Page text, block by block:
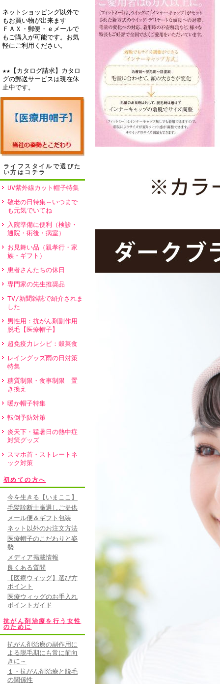
ネットショッピング以外で
もお買い物が出来ます
ＦＡＸ・郵便・ｅメールで
もご購入が可能です。お気
軽にご利用ください。
★★【カタログ請求】カタロ
グの郵送サービスは現在休
止中です。
ライフスタイルで選びた
い方はコチラ
UV紫外線カット帽子特集
敬老の日特集～いつまで
も元気でいてね
入院準備に便利（検診・
通院・術後・病室）
お見舞い品（親孝行・家
族・ギフト）
患者さんたちの休日
専門家の先生推奨品
TV/新聞雑誌で紹介されま
した
男性用：抗がん剤副作用
脱毛【医療帽子】
超免疫力レシピ：穀菜食
レイングッズ雨の日対策
特集
糖質制限・食事制限 置
き換え
暖か帽子特集
転倒予防対策
炎天下・猛暑日の熱中症
対策グッズ
スマホ首・ストレートネ
ック対策
初めての方へ
今を生きる【いまここ】
毛髪診断士厳選しご提供
メール便＆ギフト包装
ネット以外のお注文方法
医療帽子のこだわりと姿
勢
メディア掲載情報
良くある質問
【医療ウィッグ】選び方
ポイント
医療ウィッグのお手入れ
ポイントガイド
抗がん剤治療を行う女性
のために
抗がん剤治療の副作用に
よる脱毛期にも常に前向
きに～
１・抗がん剤治療と脱毛
の関係性